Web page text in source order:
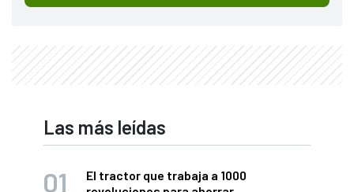
Las más leídas
El tractor que trabaja a 1000